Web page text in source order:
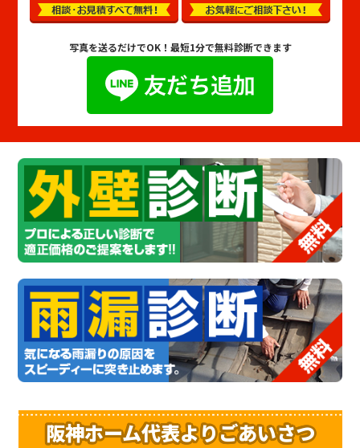
写真を送るだけでOK！ 最短1分で無料診断できます
阪神ホーム代表よりごあいさつ